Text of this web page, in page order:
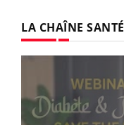
LA CHAÎNE SANTÉ